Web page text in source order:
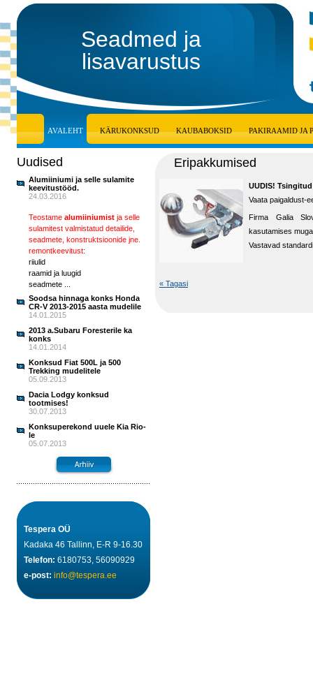
Seadmed ja
lisavarustus
AVALEHT KÄRUKONKSUD KAUBABOKSID PAKIRAAMID JA
Uudised
Alumiiniumi ja selle sulamite
keevitustööd.
24.03.2016
Teostame alumiiniumist ja selle
sulamitest valmistatud detailide,
seadmete, konstruktsioonide jne.
remontkeevitust:
riiulid
raamid ja luugid
seadmete ...
Soodsa hinnaga konks Honda
CR-V 2013-2015 aasta mudelile
14.01.2015
2013 a.Subaru Foresterile ka
konks
14.01.2014
Konksud Fiat 500L ja 500
Trekking mudelitele
05.09.2013
Dacia Lodgy konksud
tootmises!
30.07.2013
Konksuperekond uuele Kia Rio-
le
05.07.2013
Tespera OÜ
Kadaka 46 Tallinn, E-R 9-16.30
Telefon: 6180753, 56090929
e-post: info@tespera.ee
Eripakkumised
UUDIS!
Vaata paigaldust-
Firma Galia
kasutamises
Vastavad
« Tagasi